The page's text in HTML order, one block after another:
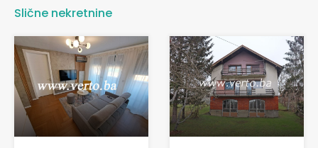
Slične nekretnine